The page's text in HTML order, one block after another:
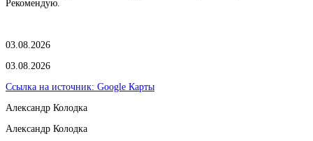
Рекомендую.
03.08.2026
03.08.2026
Ссылка на источник: Google Карты
Александр Колодка
Александр Колодка